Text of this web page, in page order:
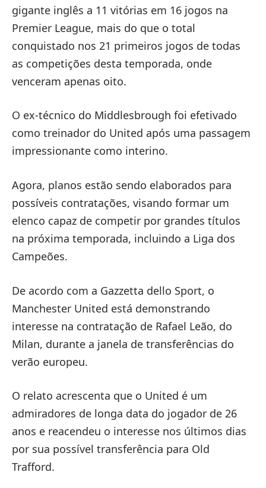
gigante inglês a 11 vitórias em 16 jogos na
Premier League, mais do que o total
conquistado nos 21 primeiros jogos de todas
as competições desta temporada, onde
venceram apenas oito.
O ex-técnico do Middlesbrough foi efetivado
como treinador do United após uma passagem
impressionante como interino.
Agora, planos estão sendo elaborados para
possíveis contratações, visando formar um
elenco capaz de competir por grandes títulos
na próxima temporada, incluindo a Liga dos
Campeões.
De acordo com a Gazzetta dello Sport, o
Manchester United está demonstrando
interesse na contratação de Rafael Leão, do
Milan, durante a janela de transferências do
verão europeu.
O relato acrescenta que o United é um
admiradores de longa data do jogador de 26
anos e reacendeu o interesse nos últimos dias
por sua possível transferência para Old
Trafford.